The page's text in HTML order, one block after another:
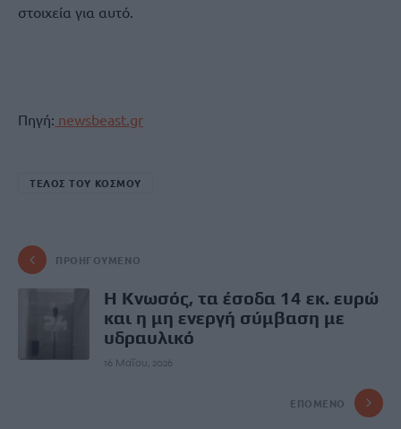
στοιχεία για αυτό.
Πηγή: newsbeast.gr
ΤΕΛΟΣ ΤΟΥ ΚΟΣΜΟΥ
ΠΡΟΗΓΟΎΜΕΝΟ
Η Κνωσός, τα έσοδα 14 εκ. ευρώ
και η μη ενεργή σύμβαση με
υδραυλικό
16 Μαΐου, 2026
ΕΠΌΜΕΝΟ